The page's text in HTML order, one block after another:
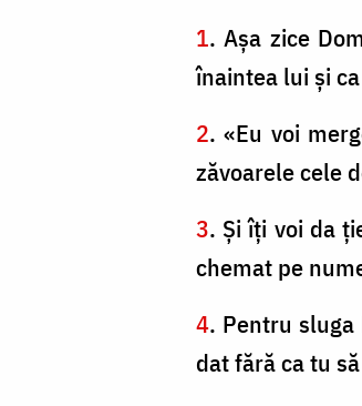
1. Aşa zice
înaintea lui şi
2. «Eu voi
zăvoarele cele
3. Şi îţi voi da
chemat pe
4. Pentru
dat fără ca tu